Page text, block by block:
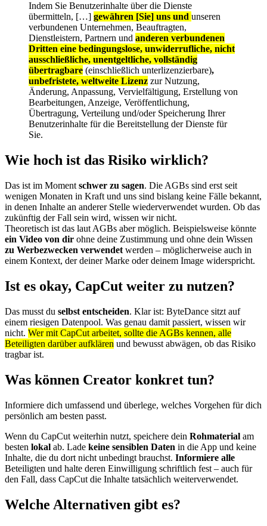
Indem Sie Benutzerinhalte über die Dienste
übermitteln, […] gewähren [Sie] uns und unseren
verbundenen Unternehmen, Beauftragten,
Dienstleistern, Partnern und anderen verbundenen
Dritten eine bedingungslose, unwiderrufliche, nicht
ausschließliche, unentgeltliche, vollständig
übertragbare (einschließlich unterlizenzierbare),
unbefristete, weltweite Lizenz zur Nutzung,
Änderung, Anpassung, Vervielfältigung, Erstellung von
Bearbeitungen, Anzeige, Veröffentlichung,
Übertragung, Verteilung und/oder Speicherung Ihrer
Benutzerinhalte für die Bereitstellung der Dienste für
Sie.
Wie hoch ist das Risiko wirklich?
Das ist im Moment schwer zu sagen. Die AGBs sind erst seit
wenigen Monaten in Kraft und uns sind bislang keine Fälle bekannt,
in denen Inhalte an anderer Stelle wiederverwendet wurden. Ob das
zukünftig der Fall sein wird, wissen wir nicht.
Theoretisch ist das laut AGBs aber möglich. Beispielsweise könnte
ein Video von dir ohne deine Zustimmung und ohne dein Wissen
zu Werbezwecken verwendet werden – möglicherweise auch in
einem Kontext, der deiner Marke oder deinem Image widerspricht.
Ist es okay, CapCut weiter zu nutzen?
Das musst du selbst entscheiden. Klar ist: ByteDance sitzt auf
einem riesigen Datenpool. Was genau damit passiert, wissen wir
nicht. Wer mit CapCut arbeitet, sollte die AGBs kennen, alle
Beteiligten darüber aufklären und bewusst abwägen, ob das Risiko
tragbar ist.
Was können Creator konkret tun?
Informiere dich umfassend und überlege, welches Vorgehen für dich
persönlich am besten passt.
Wenn du CapCut weiterhin nutzt, speichere dein Rohmaterial am
besten lokal ab. Lade keine sensiblen Daten in die App und keine
Inhalte, die du dort nicht unbedingt brauchst. Informiere alle
Beteiligten und halte deren Einwilligung schriftlich fest – auch für
den Fall, dass CapCut die Inhalte tatsächlich weiterverwendet.
Welche Alternativen gibt es?